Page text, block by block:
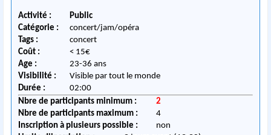
Activité :
Public
Catégorie :
concert/jam/opéra
Tags :
concert
Coût :
< 15€
Age :
23-36 ans
Visibilité :
Visible par tout le monde
Durée :
02:00
Nbre de participants minimum :
2
Nbre de participants maximum :
4
Inscription à plusieurs possible :
non